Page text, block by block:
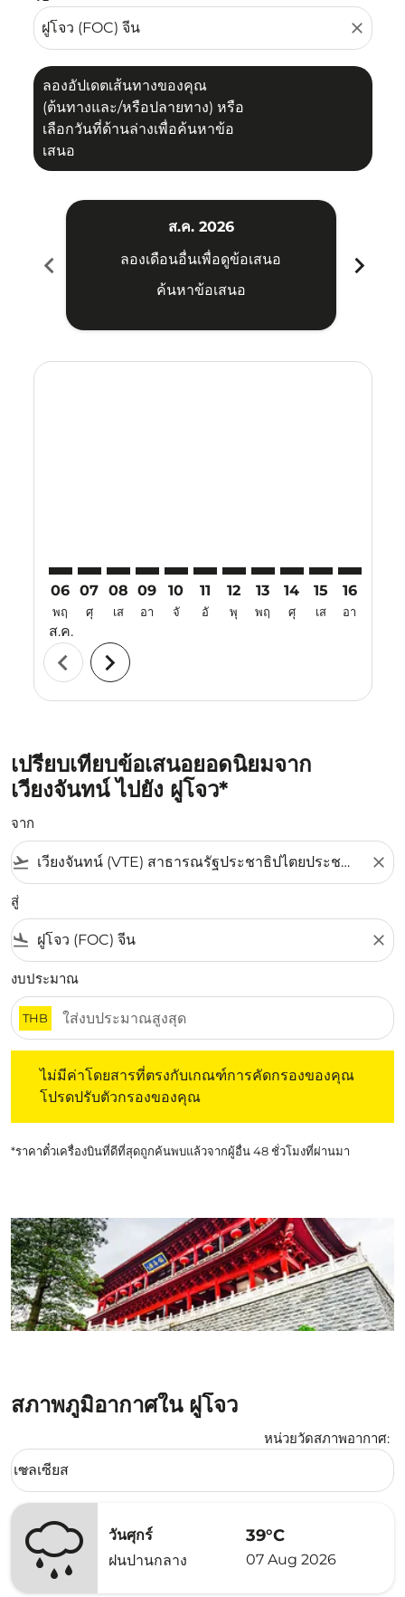
close
ลองอัปเดตเส้นทางของคุณ
(ต้นทางและ/หรือปลายทาง) หรือ
เลือกวันที่ด้านล่างเพื่อค้นหาข้อ
เสนอ
chevron_left
ส.ค. 2026
ลองเดือนอื่นเพื่อดูข้อเสนอ
ค้นหาข้อเสนอ
chevron_right
06
พฤ
ส.ค.
07
ศุ
08
เส
09
อา
10
จั
11
อั
12
พุ
13
พฤ
14
ศุ
15
เส
16
อา
chevron_left chevron_right
เปรียบเทียบข้อเสนอยอดนิยมจาก
เวียงจันทน์ ไปยัง ฝูโจว*
จาก
flight_takeoff close
สู่
flight_land close
งบประมาณ
THB
ไม่มีค่าโดยสารที่ตรงกับเกณฑ์การคัดกรองของคุณ
โปรดปรับตัวกรองของคุณ
*ราคาตั๋วเครื่องบินที่ดีที่สุดถูกค้นพบแล้วจากผู้อื่น 48 ชั่วโมงที่ผ่านมา
สภาพภูมิอากาศใน ฝูโจว
หน่วยวัดสภาพอากาศ:
Weather unit option เซลเซียส Selected
เซลเซียส
keyboard_arrow_down
วันศุกร์
ฝนปานกลาง
39°C
07 Aug 2026